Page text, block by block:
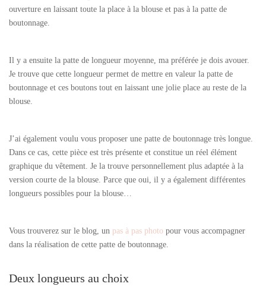
ouverture en laissant toute la place à la blouse et pas à la patte de
boutonnage.
Il y a ensuite la patte de longueur moyenne, ma préférée je dois avouer.
Je trouve que cette longueur permet de mettre en valeur la patte de
boutonnage et ces boutons tout en laissant une jolie place au reste de la
blouse.
J’ai également voulu vous proposer une patte de boutonnage très longue.
Dans ce cas, cette pièce est très présente et constitue un réel élément
graphique du vêtement. Je la trouve personnellement plus adaptée à la
version courte de la blouse. Parce que oui, il y a également différentes
longueurs possibles pour la blouse…
Vous trouverez sur le blog, un pas à pas photo pour vous accompagner
dans la réalisation de cette patte de boutonnage.
Deux longueurs au choix